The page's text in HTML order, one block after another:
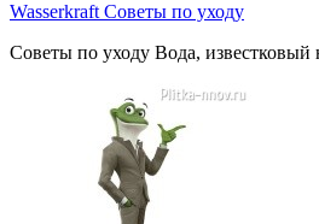
Wasserkraft Советы по уходу
Советы по уходу Вода, известковый